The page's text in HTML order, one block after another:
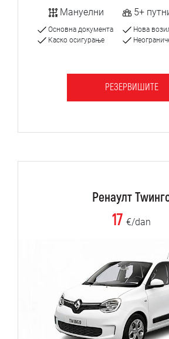
Мануелни 5+
Основна документа
Каско осигурање
Нова
РЕЗЕРВИШИТЕ
Ренаулт
17 €/dan